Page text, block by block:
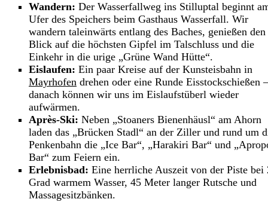
Wandern: Der Wasserfallweg ins Stilluptal beginnt
Ufer des Speichers beim Gasthaus Wasserfall. Wir
wandern taleinwärts entlang des Baches, genießen den
Blick auf die höchsten Gipfel im Talschluss und die
Einkehr in die urige „Grüne Wand Hütte“.
Eislaufen: Ein paar Kreise auf der Kunsteisbahn in
Mayrhofen drehen oder eine Runde Eisstockschießen –
danach können wir uns im Eislaufstüberl wieder
aufwärmen.
Après-Ski: Neben „Stoaners Bienenhäusl“ am Ahorn
laden das „Brücken Stadl“ an der Ziller und rund um
Penkenbahn die „Ice Bar“, „Harakiri Bar“ und
Bar“ zum Feiern ein.
Erlebnisbad: Eine herrliche Auszeit von der Piste bei
Grad warmem Wasser, 45 Meter langer Rutsche und
Massagesitzbänken.